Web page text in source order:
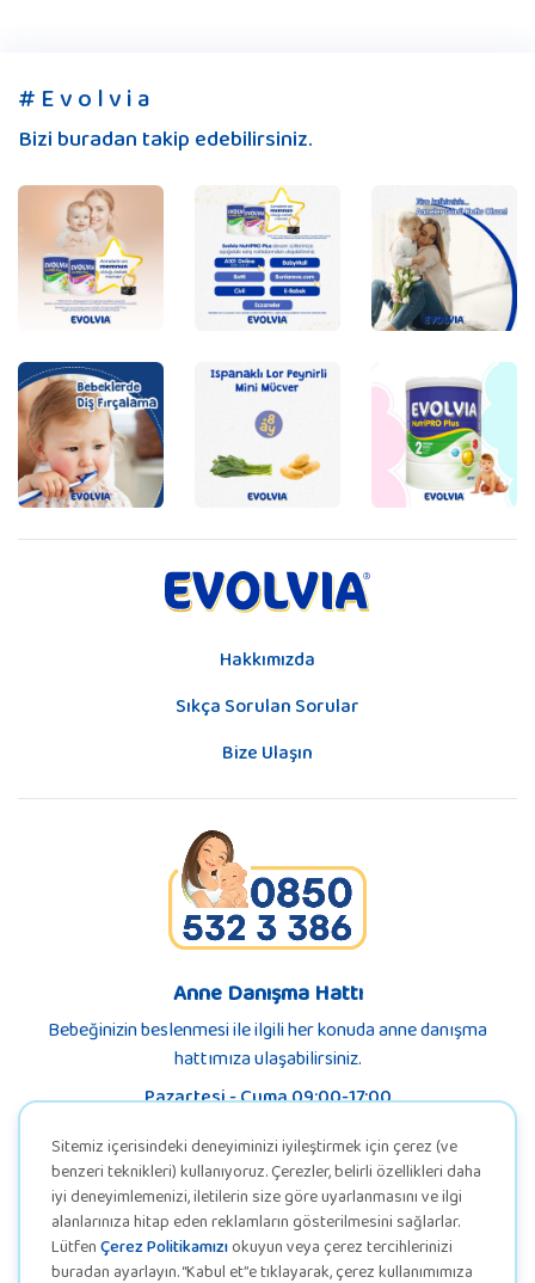
# E v o l v i a
Bizi buradan takip edebilirsiniz.
Hakkımızda
Sıkça Sorulan Sorular
Bize Ulaşın
Anne Danışma Hattı
Bebeğinizin beslenmesi ile ilgili her konuda anne danışma
hattımıza ulaşabilirsiniz.
Pazartesi - Cuma 09:00-17:00
Sitemiz içerisindeki deneyiminizi iyileştirmek için çerez (ve
benzeri teknikleri) kullanıyoruz. Çerezler, belirli özellikleri daha
iyi deneyimlemenizi, iletilerin size göre uyarlanmasını ve ilgi
alanlarınıza hitap eden reklamların gösterilmesini sağlarlar.
LütfenÇerez Politikamızı okuyun veya çerez tercihlerinizi
buradan ayarlayın. “Kabul et”e tıklayarak, çerez kullanımımıza